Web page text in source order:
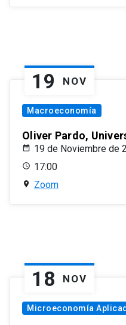
19 NOV
Macroeconomía
Oliver Pardo,
19 de Noviembre de
17:00
Zoom
18 NOV
Microeconomía